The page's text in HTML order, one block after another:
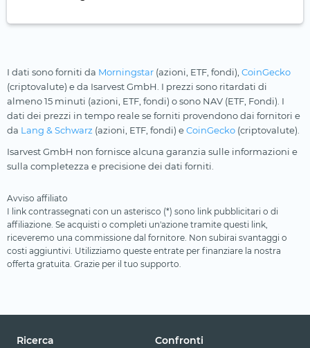
I dati sono forniti da Morningstar (azioni, ETF, fondi), CoinGecko
(criptovalute) e da Isarvest GmbH. I prezzi sono ritardati di
almeno 15 minuti (azioni, ETF, fondi) o sono NAV (ETF, Fondi). I
dati dei prezzi in tempo reale se forniti provendono dai fornitori e
da Lang & Schwarz (azioni, ETF, fondi) eCoinGecko (criptovalute).
Isarvest GmbH non fornisce alcuna garanzia sulle informazioni e
sulla completezza e precisione dei dati forniti.
Avviso affiliato
I link contrassegnati con un asterisco (*) sono link pubblicitari o di
affiliazione. Se acquisti o completi un'azione tramite questi link,
riceveremo una commissione dal fornitore. Non subirai svantaggi o
costi aggiuntivi. Utilizziamo queste entrate per finanziare la nostra
offerta gratuita. Grazie per il tuo supporto.
Ricerca Confronti